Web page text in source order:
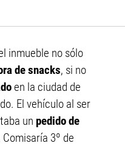
inmueble no sólo
de snacks, si no
en la ciudad de
El vehículo al ser
un pedido de
3º de